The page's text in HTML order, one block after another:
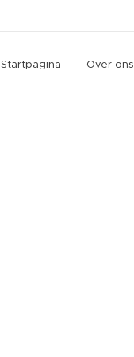
Startpagina Over ons